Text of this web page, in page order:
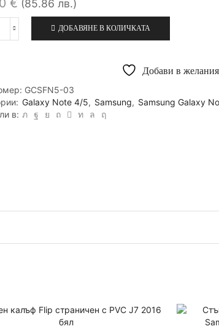
€ (85.86 лв.)
ДОБАВЯНЕ В КОЛИЧКАТА
Добави в желания
GCSFN5-03
Galaxy Note 4/5, Samsung, Samsung Galaxy
в: